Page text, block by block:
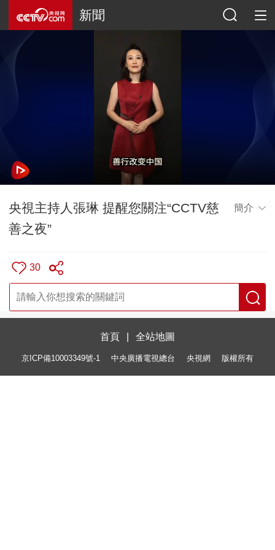
新聞
央視主持人張琳 提醒您關注“CCTV慈
善之夜”
簡介
30
首頁 全站地圖
京ICP備10003349號-1 中央廣播電視總台 央視網 版權所有